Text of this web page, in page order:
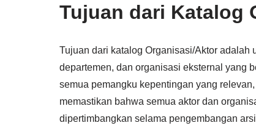
Tujuan dari Katalog
Tujuan dari katalog Organisasi/Aktor adalah
departemen, dan organisasi eksternal yang
semua pemangku kepentingan yang
memastikan bahwa semua aktor dan
dipertimbangkan selama pengembangan